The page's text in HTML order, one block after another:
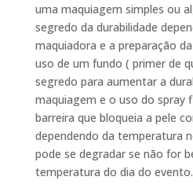
uma maquiagem simples ou
segredo da durabilidade
maquiadora e a preparação
uso de um fundo ( primer de
segredo para aumentar a
maquiagem e o uso do spray
barreira que bloqueia a pele
dependendo da temperatura
pode se degradar se não for
temperatura do dia do evento.